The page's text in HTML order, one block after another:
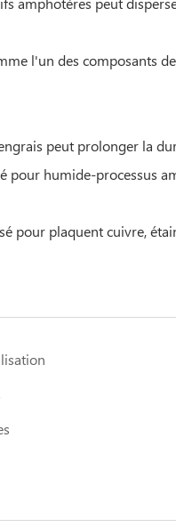
l'un des composants
peut prolonger la
pour humide-processus
pour plaquent cuivre,